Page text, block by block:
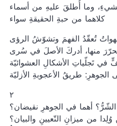
وما أُطلقَ عليهِ من أسماء
كلاهما من حبةِ الحقيقةِ سواء
تُعقّدُ الفهمَ وتشوّشُ الرؤى
منها، أدركَ الأصلَ في سُرى
في تَجلّياتِ الأشكالِ العشوائيّة
الجوهرِ: طريقُ الأعجوبةِ الأزليّة
٢
الشّرُّ؟ أهما في الجوهرِ نقيضان؟
من ميزانِ التّعيينِ والبيان؟